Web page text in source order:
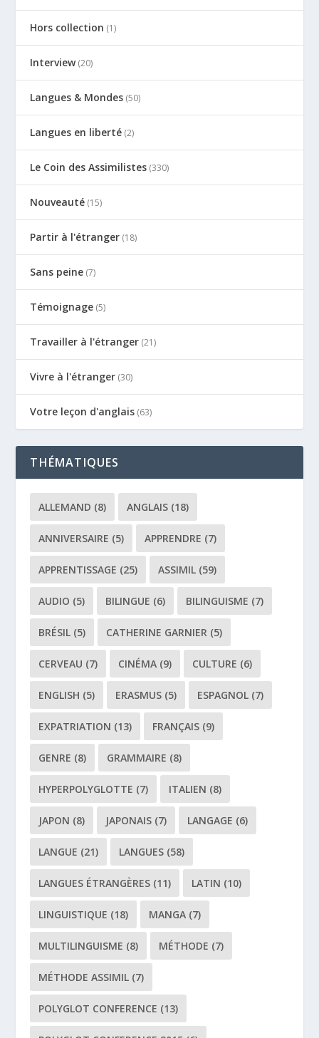
Hors collection (1)
Interview(20)
Langues & Mondes (50)
Langues en liberté (2)
Le Coin des Assimilistes (330)
Nouveauté (15)
Partir à l'étranger (18)
Sans peine (7)
Témoignage (5)
Travailler à l'étranger (21)
Vivre à l'étranger (30)
Votre leçon d'anglais (63)
THÉMATIQUES
ALLEMAND (8) ANGLAIS (18)
ANNIVERSAIRE (5) APPRENDRE (7)
APPRENTISSAGE (25) ASSIMIL (59)
AUDIO (5) BILINGUE (6) BILINGUISME (7)
BRÉSIL (5) CATHERINE GARNIER (5)
CERVEAU (7) CINÉMA (9) CULTURE (6)
ENGLISH (5) ERASMUS (5) ESPAGNOL (7)
EXPATRIATION (13) FRANÇAIS (9)
GENRE (8) GRAMMAIRE (8)
HYPERPOLYGLOTTE (7) ITALIEN (8)
JAPON (8) JAPONAIS (7) LANGAGE (6)
LANGUE (21) LANGUES (58)
LANGUES ÉTRANGÈRES (11) LATIN (10)
LINGUISTIQUE (18) MANGA (7)
MULTILINGUISME (8) MÉTHODE (7)
MÉTHODE ASSIMIL (7)
POLYGLOT CONFERENCE (13)